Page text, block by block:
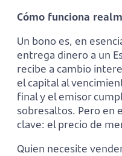
Cómo funciona
Un bono es, en
entrega dinero a un
recibe a cambio
el capital al
final y el emisor
sobresaltos. Pero en
clave: el precio de
Quien necesite